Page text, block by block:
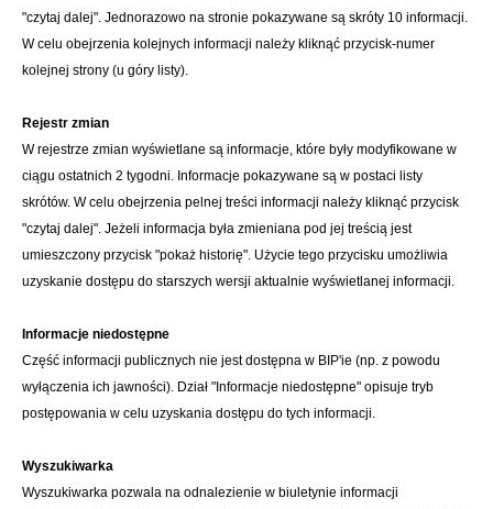
"czytaj dalej". Jednorazowo na stronie pokazywane są skróty 10 informacji.
W celu obejrzenia kolejnych informacji należy kliknąć przycisk-numer
kolejnej strony (u góry listy).
Rejestr zmian
W rejestrze zmian wyświetlane są informacje, które były modyfikowane w
ciągu ostatnich 2 tygodni. Informacje pokazywane są w postaci listy
skrótów. W celu obejrzenia pelnej treści informacji należy kliknąć przycisk
"czytaj dalej". Jeżeli informacja była zmieniana pod jej treścią jest
umieszczony przycisk "pokaż historię". Użycie tego przycisku umożliwia
uzyskanie dostępu do starszych wersji aktualnie wyświetlanej informacji.
Informacje niedostępne
Część informacji publicznych nie jest dostępna w BIP'ie (np. z powodu
wyłączenia ich jawności). Dział "Informacje niedostępne" opisuje tryb
postępowania w celu uzyskania dostępu do tych informacji.
Wyszukiwarka
Wyszukiwarka pozwala na odnalezienie w biuletynie informacji